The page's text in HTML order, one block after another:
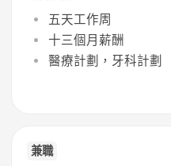
五天工作周
十三個月薪酬
醫療計劃，牙科計劃
兼職